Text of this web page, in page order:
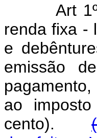
Art
renda fixa -
e
emissão
ao
cento).